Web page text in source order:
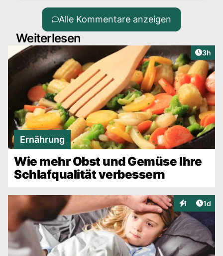
Alle Kommentare anzeigen
Weiterlesen
3h
Ernährung
Wie mehr Obst und Gemüse Ihre
Schlafqualität verbessern
1
Interaktionen
1d